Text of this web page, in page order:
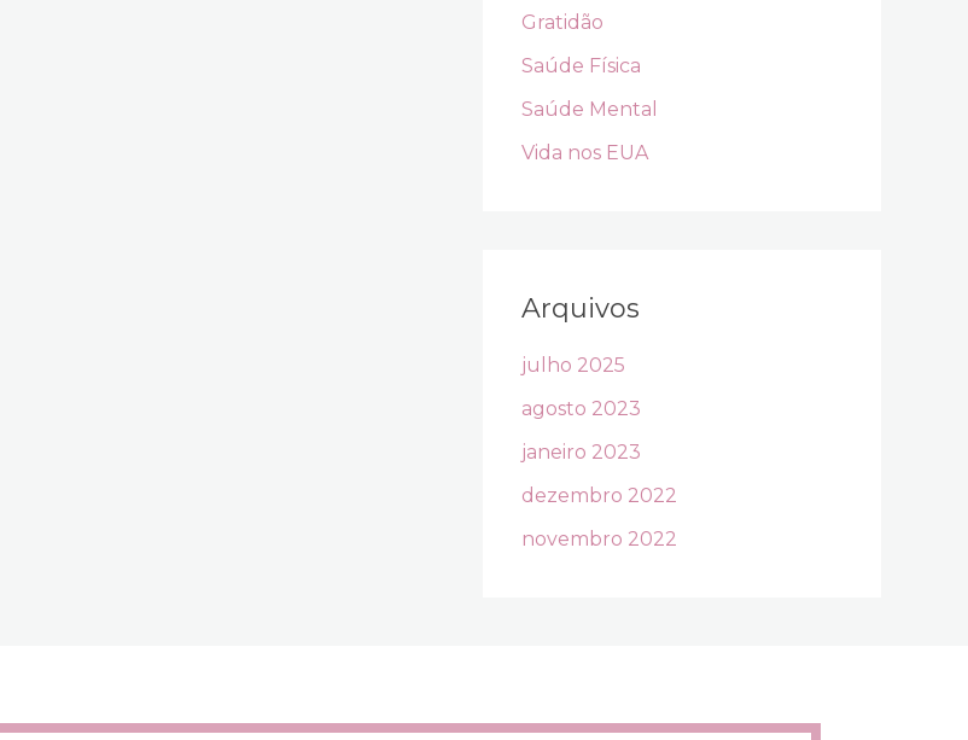
Gratidão
Saúde Física
Saúde Mental
Vida nos EUA
Arquivos
julho 2025
agosto 2023
janeiro 2023
dezembro 2022
novembro 2022